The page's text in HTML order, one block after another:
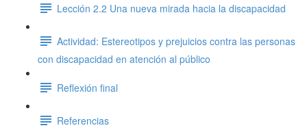
Lección 2.2 Una nueva mirada hacia la discapacidad
Actividad: Estereotipos y prejuicios contra las personas
con discapacidad en atención al público
Reflexión final
Referencias